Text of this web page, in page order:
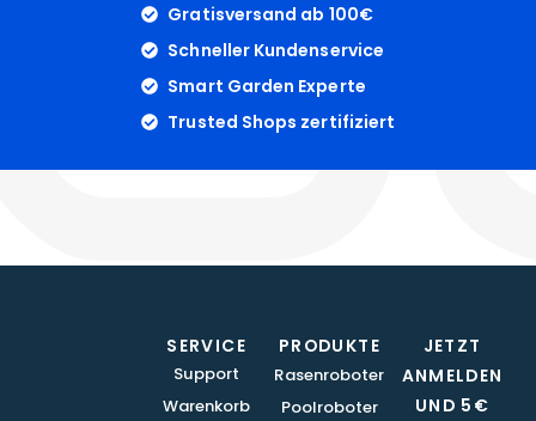
Gratisversand ab 100€
Schneller Kundenservice
Smart Garden Experte
Trusted Shops zertifiziert
JETZT
ANMELDEN
UND 5€
SERVICE
Support
Warenkorb
PRODUKTE
Rasenroboter
Poolroboter